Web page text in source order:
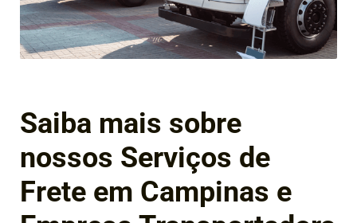
Saiba mais sobre
nossos Serviços de
Frete em Campinas e